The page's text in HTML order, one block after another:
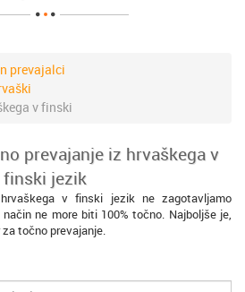
prevajalci
v finski
prevajanje iz hrvaškega v
finski jezik
v finski jezik ne zagotavljamo
ne more biti 100% točno. Najboljše je,
točno prevajanje.